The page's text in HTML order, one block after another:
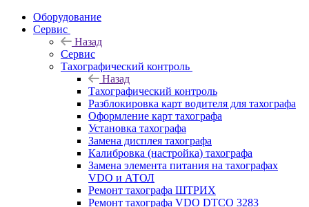
Оборудование
Сервис
Назад
Сервис
Тахографический контроль
Назад
Тахографический контроль
Разблокировка карт водителя для тахографа
Оформление карт тахографа
Установка тахографа
Замена дисплея тахографа
Калибровка (настройка) тахографа
Замена элемента питания на тахографах
VDO и АТОЛ
Ремонт тахографа ШТРИХ
Ремонт тахографа VDO DTCO 3283